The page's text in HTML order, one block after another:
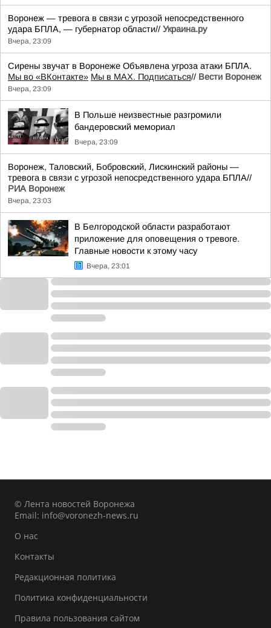
Воронеж — тревога в связи с угрозой непосредственного
удара БПЛА, — губернатор области// Украина.ру
Вчера, 23:09
Сирены звучат в Воронеже Объявлена угроза атаки БПЛА.
Мы во «ВКонтакте» Мы в MAX. Подписаться// Вести Воронеж
Вчера, 23:09
В Польше неизвестные разгромили
бандеровский мемориал
Вчера, 23:09
Воронеж, Таловский, Бобровский, Лискинский районы —
тревога в связи с угрозой непосредственного удара БПЛА//
РИА Воронеж
Вчера, 23:03
В Белгородской области разработают
приложение для оповещения о тревоге.
Главные новости к этому часу
Вчера, 23:01
© Лента новостей Воронежа
Email: info@voronezh-news.ru
О нас
Контакты
Редакционная политика
Политика конфиденциальности
Правила пользования сайтом